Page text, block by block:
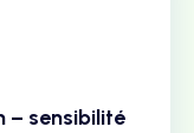
– sensibilité